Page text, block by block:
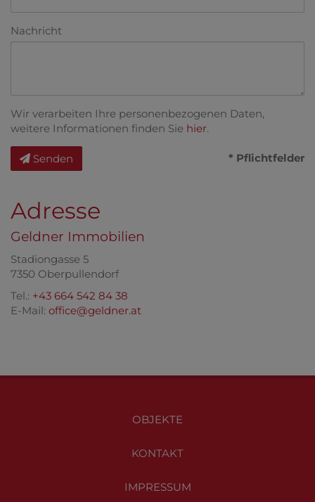
Nachricht
Wir verarbeiten Ihre personenbezogenen Daten,
weitere Informationen finden Sie hier.
Senden * Pflichtfelder
Adresse
Geldner Immobilien
Stadiongasse 5
7350 Oberpullendorf
Tel.: +43 664 542 84 38
E-Mail: office@geldner.at
OBJEKTE
KONTAKT
IMPRESSUM